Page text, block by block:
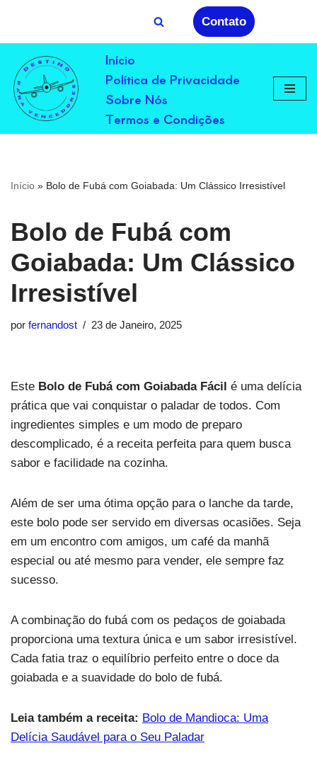
para
o
conteúdo
Contato
Início
Política de Privacidade
Sobre Nós
Termos e Condições
Início » Bolo de Fubá com Goiabada: Um Clássico Irresistível
Bolo de Fubá com
Goiabada: Um Clássico
Irresistível
por fernandost 23 de Janeiro, 2025
Este Bolo de Fubá com Goiabada Fácil é uma delícia
prática que vai conquistar o paladar de todos. Com
ingredientes simples e um modo de preparo
descomplicado, é a receita perfeita para quem busca
sabor e facilidade na cozinha.
Além de ser uma ótima opção para o lanche da tarde,
este bolo pode ser servido em diversas ocasiões. Seja
em um encontro com amigos, um café da manhã
especial ou até mesmo para vender, ele sempre faz
sucesso.
A combinação do fubá com os pedaços de goiabada
proporciona uma textura única e um sabor irresistível.
Cada fatia traz o equilíbrio perfeito entre o doce da
goiabada e a suavidade do bolo de fubá.
Leia também a receita: Bolo de Mandioca: Uma
Delícia Saudável para o Seu Paladar